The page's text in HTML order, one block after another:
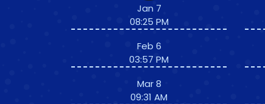
Jan 7
08:25 PM
Feb 6
03:57 PM
Mar 8
09:31 AM